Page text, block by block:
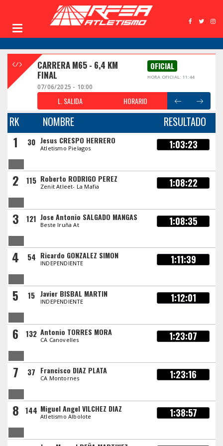
CARRERA M65 - 6,4 KM
FINAL
OFICIAL
HORA OFICIAL: 11:44
07/06/2025 - 10:00
L. SALIDA HORARIO
RK NOMBRE RESULTADO
1 30 Jesus CRESPO HERRERO
Atletismo Pielagos 1:03:23
2 115 Roberto RODRIGO PEREZ
Zenit Atleet- La Mafia 1:08:22
3 121 Jose Antonio SALGADO MANGAS
Beste Iruña At 1:08:35
4 54 Ricardo GONZALEZ SIMON
INDEPENDIENTE 1:11:39
5 15 Javier BISBAL MARTIN
INDEPENDIENTE 1:12:01
6 132 Antonio TORRES MORA
CA Canovelles 1:23:07
7 37 Francisco DIAZ PLATA
CA Montornes 1:23:16
8 144 Miguel Angel VILCHEZ DIAZ
Atletismo Albolote 1:38:57